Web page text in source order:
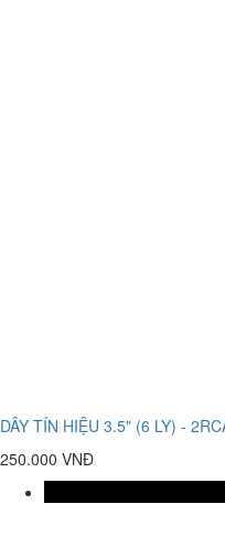
DÂY TÍN HIỆU 3.5" (6 LY) -
250.000 VNĐ